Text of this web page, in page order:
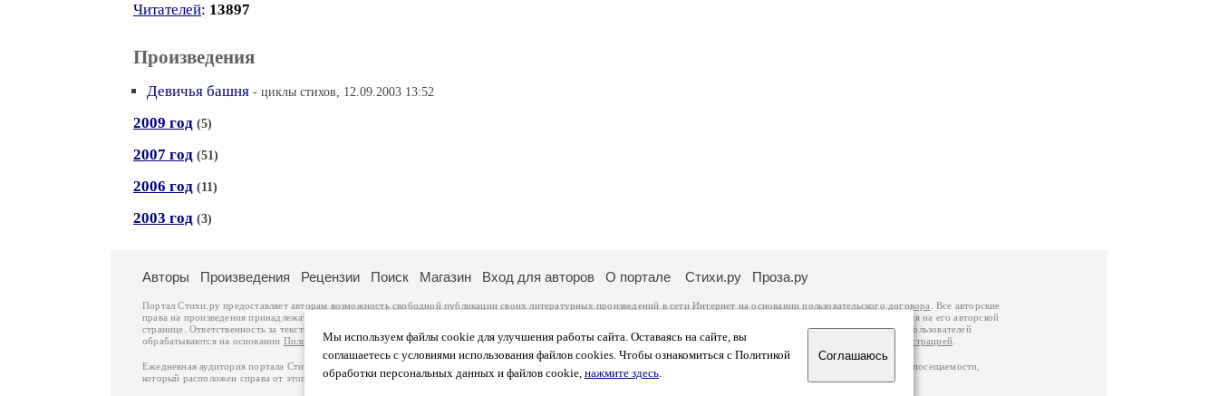
Читателей: 13897
Произведения
Девичья башня - циклы стихов, 12.09.2003 13:52
2009 год (5)
2007 год (51)
2006 год (11)
2003 год (3)
Мы используем файлы cookie для улучшения работы сайта. Оставаясь на сайте, вы
соглашаетесь с условиями использования файлов cookies. Чтобы ознакомиться с Политикой
обработки персональных данных и файлов cookie, нажмите здесь.
Соглашаюсь
Авторы Произведения Рецензии Поиск Магазин Вход для авторов О портале Стихи.ру Проза.ру
Портал Стихи.ру предоставляет авторам возможность свободной публикации своих литературных произведений в сети Интернет на основаниипользовательского договора
. Все авторские
права на произведения принадлежат авторам и охраняются
. Перепечатка произведений возможна только с согласия его автора, к которому вы можете обратиться на его авторской
странице. Ответственность за тексты произведений авторы несут самостоятельно на основании
законодательства Российской Федерации. Данные пользователей
обрабатываются на основании Политики обработки персональных данных. Вы также можете посмотреть более подробнуюинформацию о портале связаться с администрацией
Ежедневная аудитория портала Стихи.ру – порядка 200 тысяч посетителей, которые в общей сумме просматривают более двух миллионов страниц по данным счетчика посещаемости,
который расположен справа от этого текста. В каждой графе указано по две цифры: количество просмотров и количество посетителей.